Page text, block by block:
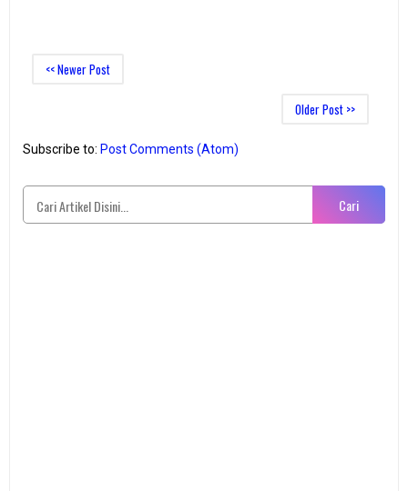
<< Newer Post
Older Post >>
Subscribe to: Post Comments (Atom)
Cari